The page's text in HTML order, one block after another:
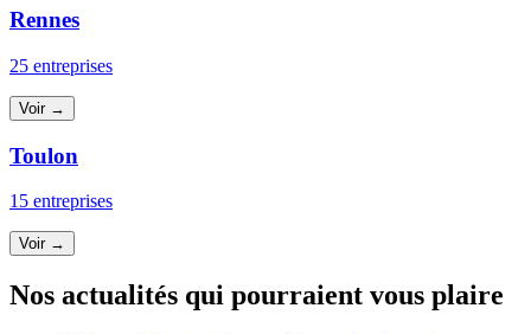
Rennes
25 entreprises
Voir →
Toulon
15 entreprises
Voir →
Nos actualités qui pourraient vous plaire